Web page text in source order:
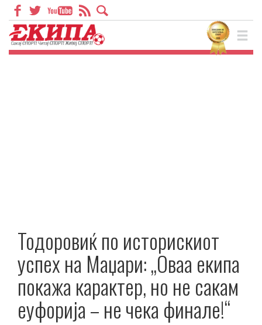
Тодоровиќ по историскиот
успех на Маџари: „Оваа екипа
покажа карактер, но не сакам
еуфорија – не чека финале!“